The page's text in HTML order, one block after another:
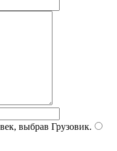
выбрав Грузовик.